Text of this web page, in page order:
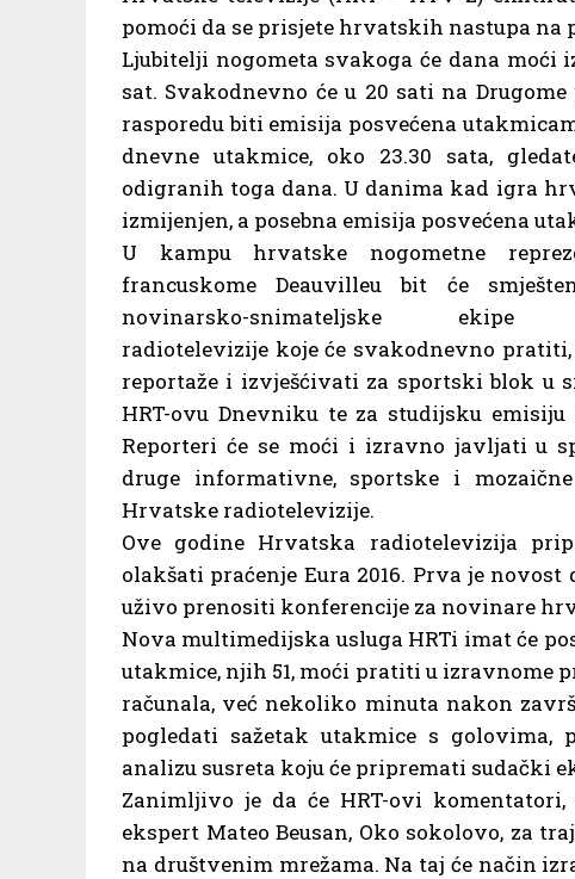
pomoći da se prisjete hrvatskih nastupa na
Ljubitelji nogometa svakoga će dana moći
sat. Svakodnevno će u 20 sati na
rasporedu biti emisija posvećena
dnevne utakmice, oko 23.30 sata,
odigranih toga dana. U danima kad igra
izmijenjen, a posebna emisija posvećena
U kampu hrvatske nogometne
francuskome Deauvilleu bit će
novinarsko-snimateljske ekipe
radiotelevizije koje će svakodnevno
reportaže i izvješćivati za sportski blok u
HRT-ovu Dnevniku te za studijsku emisiju
Reporteri će se moći i izravno javljati u
druge informativne, sportske i
Hrvatske radiotelevizije.
Ove godine Hrvatska radiotelevizija
olakšati praćenje Eura 2016. Prva je
uživo prenositi konferencije za novinare
Nova multimedijska usluga HRTi imat će
utakmice, njih 51, moći pratiti u izravnome
računala, već nekoliko minuta nakon
pogledati sažetak utakmice s
analizu susreta koju će pripremati sudački
Zanimljivo je da će HRT-ovi
ekspert Mateo Beusan, Oko sokolovo, za
na društvenim mrežama. Na taj će način